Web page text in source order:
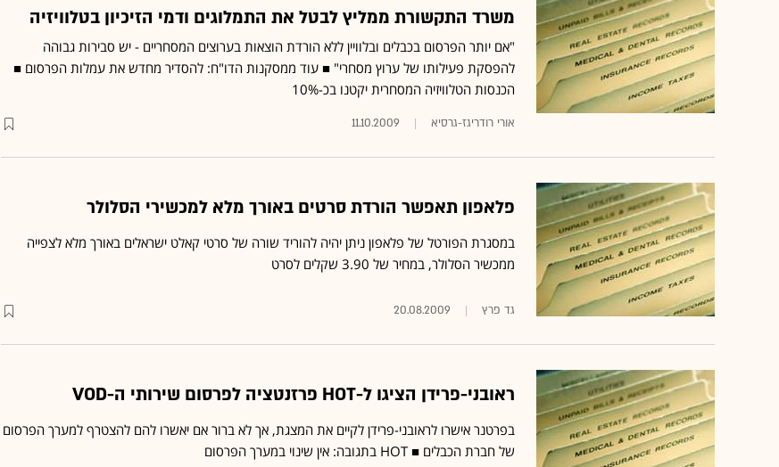
משרד התקשורת ממליץ לבטל את התמלוגים ודמי הזיכיון בטלוויזיה
"אם יותר הפרסום בכבלים ובלוויין ללא הורדת הוצאות בערוצים המסחריים - יש סבירות גבוהה
להפסקת פעילותו של ערוץ מסחרי" ■ עוד ממסקנות הדו"ח: להסדיר מחדש את עמלות הפרסום ■
הכנסות הטלוויזיה המסחרית יקטנו בכ-10%
11.10.2009
פלאפון תאפשר הורדת סרטים באורך מלא למכשירי הסלולר
במסגרת הפורטל של פלאפון ניתן יהיה להוריד שורה של סרטי קאלט ישראלים באורך מלא לצפייה
ממכשיר הסלולר, במחיר של 3.90 שקלים לסרט
גד פרץ 20.08.2009
ראובני-פרידן הציגו ל-HOT פרזנטציה לפרסום שירותי ה-VOD
בפרטנר אישרו לראובני-פרידן לקיים את המצגת, אך לא ברור אם יאשרו להם להצטרף למערך הפרסום
של חברת הכבלים ■ HOT בתגובה: אין שינוי במערך הפרסום